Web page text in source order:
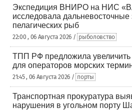
Экспедиция ВНИРО на НИС
исследовала дальневосточные
пелагических рыб
22:00 , 06 Августа 2026 / рыболовство
ТПП РФ предложила увеличить
для операторов морских
21:45 , 06 Августа 2026 / порты
Транспортная прокуратура
нарушения в угольном порту